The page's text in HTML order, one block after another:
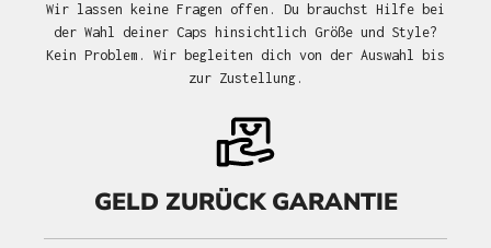
Wir lassen keine Fragen offen. Du brauchst Hilfe bei
der Wahl deiner Caps hinsichtlich Größe und Style?
Kein Problem. Wir begleiten dich von der Auswahl bis
zur Zustellung.
GELD ZURÜCK GARANTIE